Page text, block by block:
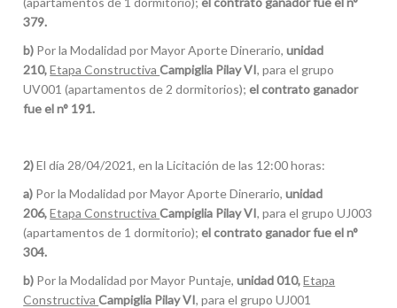
379.
b) Por la Modalidad por Mayor Aporte Dinerario,unidad
210,Etapa ConstructivaCampiglia Pilay VI, para el grupo
UV001 (apartamentos de 2 dormitorios);el contrato ganador
fue el n° 191.
2)El día 28/04/2021, en la Licitación de las 12:00 horas:
a) Por la Modalidad por Mayor Aporte Dinerario,unidad
206,Etapa ConstructivaCampiglia Pilay VI, para el grupo UJ003
(apartamentos de 1 dormitorio);el contrato ganador fue el n°
304.
b) Por la Modalidad por Mayor Puntaje,unidad 010,Etapa
ConstructivaCampiglia Pilay VI, para el grupo UJ001